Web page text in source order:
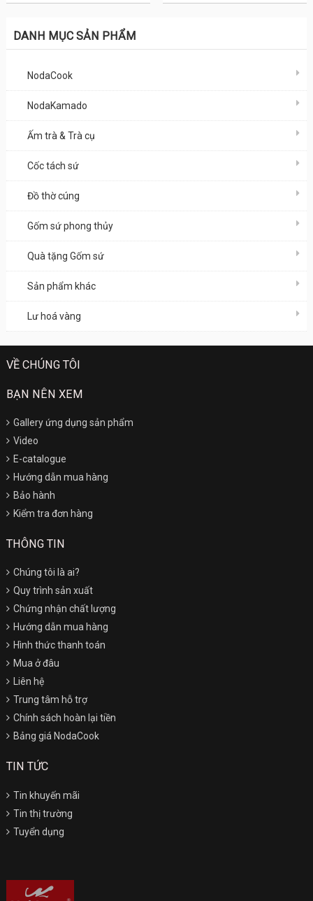
DANH MỤC SẢN PHẨM
NodaCook
NodaKamado
Ấm trà & Trà cụ
Cốc tách sứ
Đồ thờ cúng
Gốm sứ phong thủy
Quà tặng Gốm sứ
Sản phẩm khác
Lư hoá vàng
VỀ CHÚNG TÔI
BẠN NÊN XEM
Gallery ứng dụng sản phẩm
Video
E-catalogue
Hướng dẫn mua hàng
Bảo hành
Kiểm tra đơn hàng
THÔNG TIN
Chúng tôi là ai?
Quy trình sản xuất
Chứng nhận chất lượng
Hướng dẫn mua hàng
Hình thức thanh toán
Mua ở đâu
Liên hệ
Trung tâm hỗ trợ
Chính sách hoàn lại tiền
Bảng giá NodaCook
TIN TỨC
Tin khuyến mãi
Tin thị trường
Tuyển dụng